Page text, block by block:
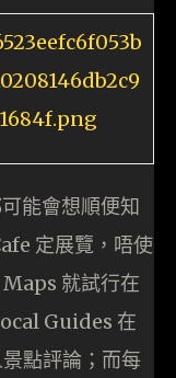
能會想順便知
定展覽，唔使
就試行在
Guides 在
點評論；而每